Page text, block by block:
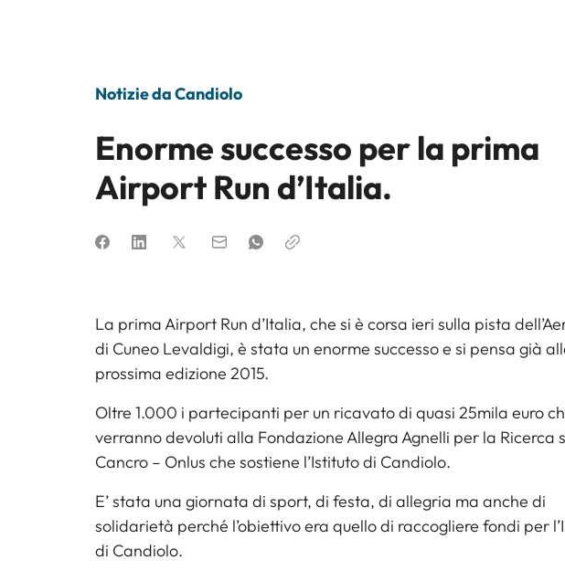
Notizie da Candiolo
Enorme successo per la prima
Airport Run d’Italia.
La prima Airport Run d’Italia, che si è corsa ieri sulla pista
di Cuneo Levaldigi, è stata un enorme successo e si pensa già
prossima edizione 2015.
Oltre 1.000 i partecipanti per un ricavato di quasi 25mila euro
verranno devoluti alla Fondazione Allegra Agnelli per la Ricerca
Cancro – Onlus che sostiene l’Istituto di Candiolo.
E’ stata una giornata di sport, di festa, di allegria ma anche di
solidarietà perché l’obiettivo era quello di raccogliere fondi per
di Candiolo.